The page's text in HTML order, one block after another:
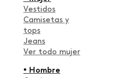
Vestidos
Camisetas y
tops
Jeans
Ver todo mujer
• Hombre